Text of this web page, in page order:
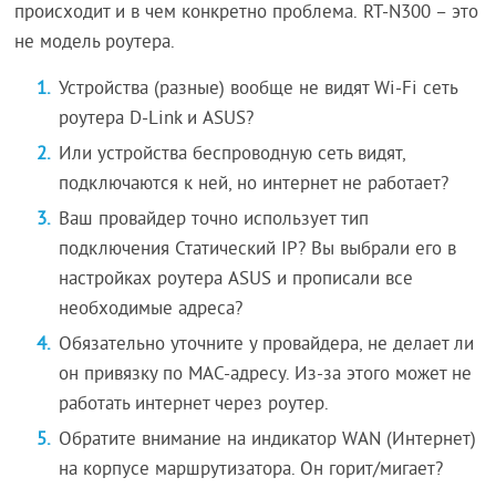
происходит и в чем конкретно проблема. RT-N300 – это
не модель роутера.
Устройства (разные) вообще не видят Wi-Fi сеть
роутера D-Link и ASUS?
Или устройства беспроводную сеть видят,
подключаются к ней, но интернет не работает?
Ваш провайдер точно использует тип
подключения Статический IP? Вы выбрали его в
настройках роутера ASUS и прописали все
необходимые адреса?
Обязательно уточните у провайдера, не делает ли
он привязку по MAC-адресу. Из-за этого может не
работать интернет через роутер.
Обратите внимание на индикатор WAN (Интернет)
на корпусе маршрутизатора. Он горит/мигает?